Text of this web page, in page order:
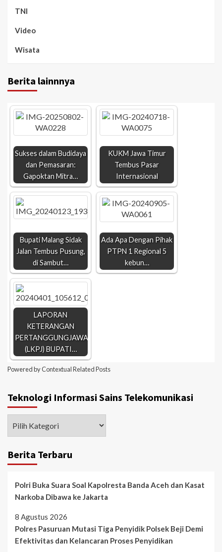
TNI
Video
Wisata
Berita lainnnya
Sukses dalam Budidaya
dan Pemasaran:
Gapoktan Mitra…
KUKM Jawa Timur
Tembus Pasar
Internasional
Bupati Malang Sidak
Jalan Tembus Pusung,
di Sambut…
Ada Apa Dengan Pihak
PTPN 1 Regional 5
kebun…
LAPORAN
KETERANGAN
PERTANGGUNGJAWABAN
(LKPJ) BUPATI…
Powered byContextual Related Posts
Teknologi Informasi Sains Telekomunikasi
Berita Terbaru
Polri Buka Suara Soal Kapolresta Banda Aceh dan Kasat
Narkoba Dibawa ke Jakarta
8 Agustus 2026
Polres Pasuruan Mutasi Tiga Penyidik Polsek Beji Demi
Efektivitas dan Kelancaran Proses Penyidikan